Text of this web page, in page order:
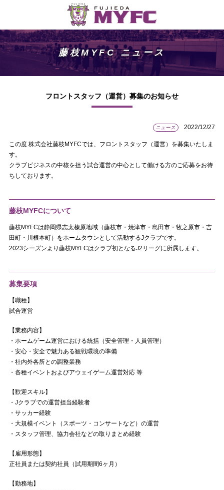
藤枝MYFC ニュース
フロントスタッフ（運営）募集のお知らせ
ニュース 2022/12/27
この度 株式会社藤枝MYFCでは、フロントスタッフ（運営）を募集いたしま
す。
クラブビジネスの中核を担う試合運営の中心として働ける方のご応募をお待
ちしております。
藤枝MYFCについて
藤枝MYFCは静岡県志太榛原地域（藤枝市・焼津市・島田市・牧之原市・吉
田町・川根本町）をホームタウンとして活動するJクラブです。
2023シーズンより藤枝MYFCはクラブ初となるJ2リーグに所属します。
募集要項
【職種】
試合運営
【業務内容】
・ホームゲーム運営における統括（安全管理・人員管理）
・安心・安全で魅力ある観戦環境の準備
・社内外各所との調整業務
・各種イベントおよびアウェイゲーム運営対応 等
【歓迎スキル】
・Jクラブでの運営担当経験者
・サッカー経験
・大規模イベント（スポーツ・コンサートなど）の運営
・スタッフ管理、協力会社などの取りまとめ経験
【雇用形態】
正社員または契約社員（試用期間6ヶ月）
【勤務地】